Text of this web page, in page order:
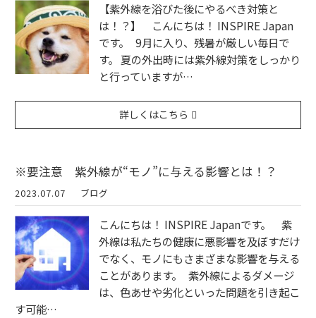
【紫外線を浴びた後にやるべき対策と
は！？】 こんにちは！ INSPIRE Japan
です。 9月に入り、残暑が厳しい毎日で
す。 夏の外出時には紫外線対策をしっかり
と行っていますが…
詳しくはこちら
※要注意 紫外線が“モノ”に与える影響とは！？
2023.07.07 ブログ
こんにちは！ INSPIRE Japanです。 紫
外線は私たちの健康に悪影響を及ぼすだけ
でなく、モノにもさまざまな影響を与える
ことがあります。 紫外線によるダメージ
は、色あせや劣化といった問題を引き起こ
す可能…